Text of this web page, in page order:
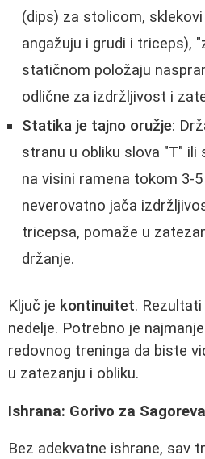
(dips) za stolicom,
angažuju i grudi i triceps),
statičnom položaju
odlične za izdržljivost i
Statika je tajno oružje:
stranu u obliku slova "T" ili
na visini ramena tokom 3-
neverovatno jača
tricepsa, pomaže u
držanje.
Ključ je kontinuitet.
nedelje. Potrebno je
redovnog treninga da biste
u zatezanju i obliku.
Ishrana: Gorivo za
Bez adekvatne ishrane, sav